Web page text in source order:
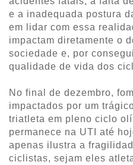
e a inadequada postura
em lidar com essa
impactam diretamente o
sociedade e, por
qualidade de vida dos
No final de dezembro,
impactados por um
triatleta em pleno ciclo
permanece na UTI até
apenas ilustra a
ciclistas, sejam eles